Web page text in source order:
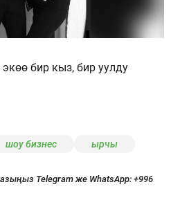
бир кыз, бир уулду
шоу бизнес ырчы
Telegram же WhatsApp: +996